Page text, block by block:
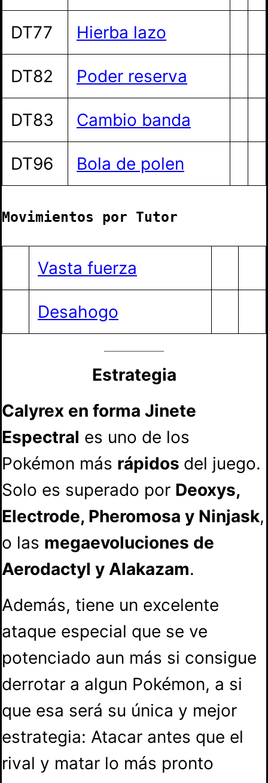
DT77 Hierba lazo
DT82 Poder reserva
DT83 Cambio banda
DT96 Bola de polen
Movimientos por Tutor
Vasta fuerza
Desahogo
Estrategia
Calyrex en forma Jinete
Espectral es uno de los
Pokémon más rápidos del juego.
Solo es superado por Deoxys,
Electrode, Pheromosa y Ninjask,
o las megaevoluciones de
Aerodactyl y Alakazam.
Además, tiene un excelente
ataque especial que se ve
potenciado aun más si consigue
derrotar a algun Pokémon, a si
que esa será su única y mejor
estrategia: Atacar antes que el
rival y matar lo más pronto